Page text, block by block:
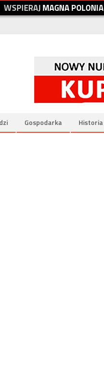
WSPIERAJMAGNAPOLONIA
Gospodarka Historia